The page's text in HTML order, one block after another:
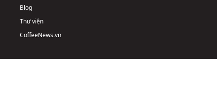
Blog
Thư viện
CoffeeNews.vn